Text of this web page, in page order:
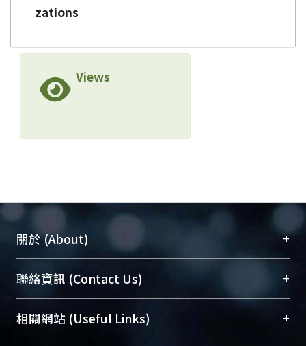
zations
Views
關於 (About) +
臺大位居世界頂尖大學之列，為永久珍藏及向國際
展現本校豐碩的研究成果及學術能量，圖書館整合
機構典藏（NTUR）與學術庫（AH）不同功能平
台，成為臺大學術典藏NTU scholars。期能整合研
聯絡資訊 (Contact Us) +
總館學科館員(Main Library)
醫學圖書館學科館員(Medical Library)
相關網站 (Useful Links) +